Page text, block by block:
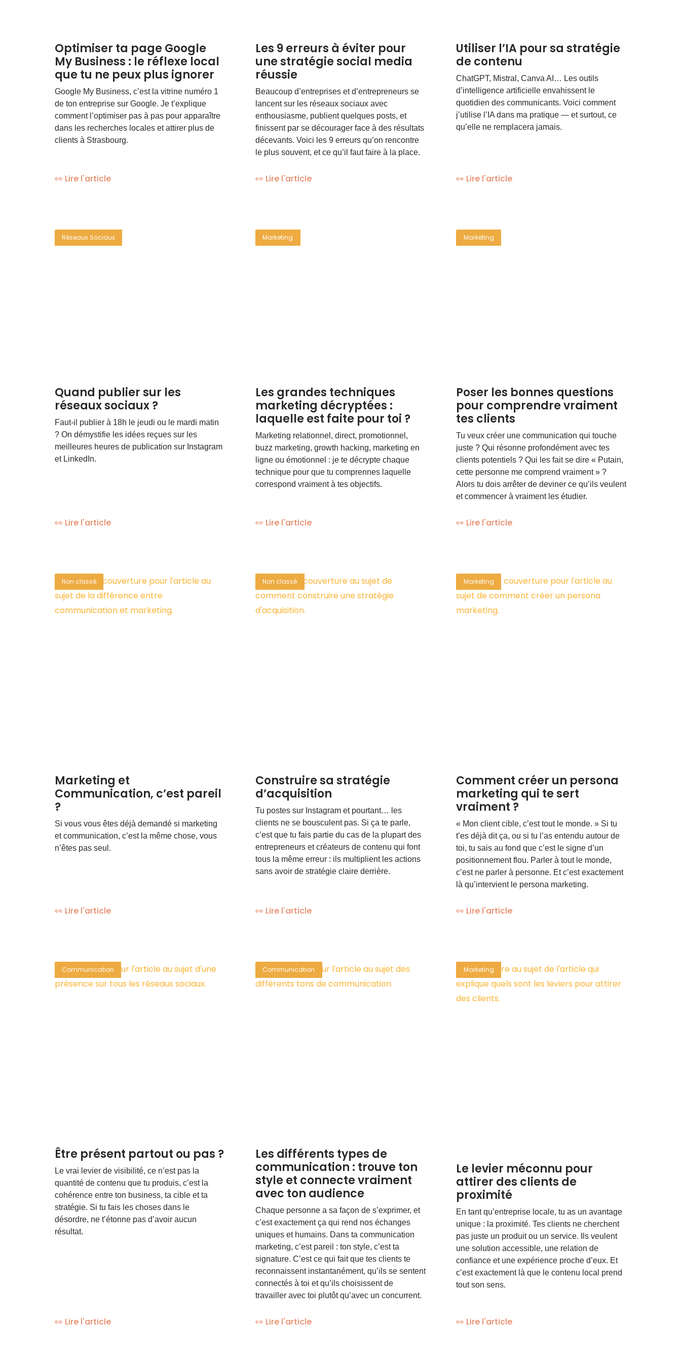
Optimiser ta page Google
My Business : le réflexe local
que tu ne peux plus ignorer
Google My Business, c’est la vitrine numéro 1
de ton entreprise sur Google. Je t’explique
comment l’optimiser pas à pas pour apparaître
dans les recherches locales et attirer plus de
clients à Strasbourg.
👀 Lire l'article
Les 9 erreurs à éviter pour
une stratégie social media
réussie
Beaucoup d’entreprises et d’entrepreneurs se
lancent sur les réseaux sociaux avec
enthousiasme, publient quelques posts, et
finissent par se décourager face à des résultats
décevants. Voici les 9 erreurs qu’on rencontre
le plus souvent, et ce qu’il faut faire à la place.
👀 Lire l'article
Utiliser l’IA pour sa stratégie
de contenu
ChatGPT, Mistral, Canva AI… Les outils
d’intelligence artificielle envahissent le
quotidien des communicants. Voici comment
j’utilise l’IA dans ma pratique — et surtout, ce
qu’elle ne remplacera jamais.
👀 Lire l'article
Réseaux Sociaux
Quand publier sur les
réseaux sociaux ?
Faut-il publier à 18h le jeudi ou le mardi matin
? On démystifie les idées reçues sur les
meilleures heures de publication sur Instagram
et LinkedIn.
👀 Lire l'article
Marketing
Les grandes techniques
marketing décryptées :
laquelle est faite pour toi ?
Marketing relationnel, direct, promotionnel,
buzz marketing, growth hacking, marketing en
ligne ou émotionnel : je te décrypte chaque
technique pour que tu comprennes laquelle
correspond vraiment à tes objectifs.
👀 Lire l'article
Marketing
Poser les bonnes questions
pour comprendre vraiment
tes clients
Tu veux créer une communication qui touche
juste ? Qui résonne profondément avec tes
clients potentiels ? Qui les fait se dire « Putain,
cette personne me comprend vraiment » ?
Alors tu dois arrêter de deviner ce qu’ils veulent
et commencer à vraiment les étudier.
👀 Lire l'article
Non classé
Marketing et
Communication, c’est pareil
?
Si vous vous êtes déjà demandé si marketing
et communication, c’est la même chose, vous
n’êtes pas seul.
👀 Lire l'article
Non classé
Construire sa stratégie
d’acquisition
Tu postes sur Instagram et pourtant… les
clients ne se bousculent pas. Si ça te parle,
c’est que tu fais partie du cas de la plupart des
entrepreneurs et créateurs de contenu qui font
tous la même erreur : ils multiplient les actions
sans avoir de stratégie claire derrière.
👀 Lire l'article
Marketing
Comment créer un persona
marketing qui te sert
vraiment ?
« Mon client cible, c’est tout le monde. » Si tu
t’es déjà dit ça, ou si tu l’as entendu autour de
toi, tu sais au fond que c’est le signe d’un
positionnement flou. Parler à tout le monde,
c’est ne parler à personne. Et c’est exactement
là qu’intervient le persona marketing.
👀 Lire l'article
Communication
Être présent partout ou pas ?
Le vrai levier de visibilité, ce n’est pas la
quantité de contenu que tu produis, c’est la
cohérence entre ton business, ta cible et ta
stratégie. Si tu fais les choses dans le
désordre, ne t’étonne pas d’avoir aucun
résultat.
👀 Lire l'article
Communication
Les différents types de
communication : trouve ton
style et connecte vraiment
avec ton audience
Chaque personne a sa façon de s’exprimer, et
c’est exactement ça qui rend nos échanges
uniques et humains. Dans ta communication
marketing, c’est pareil : ton style, c’est ta
signature. C’est ce qui fait que tes clients te
reconnaissent instantanément, qu’ils se sentent
connectés à toi et qu’ils choisissent de
travailler avec toi plutôt qu’avec un concurrent.
👀 Lire l'article
Marketing
Le levier méconnu pour
attirer des clients de
proximité
En tant qu’entreprise locale, tu as un avantage
unique : la proximité. Tes clients ne cherchent
pas juste un produit ou un service. Ils veulent
une solution accessible, une relation de
confiance et une expérience proche d’eux. Et
c’est exactement là que le contenu local prend
tout son sens.
👀 Lire l'article